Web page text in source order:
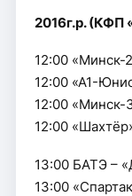
2016г.р. (КФП
12:00 «Минск-
12:00 «А1-
12:00 «Минск-
12:00
13:00 БАТЭ –
13:00